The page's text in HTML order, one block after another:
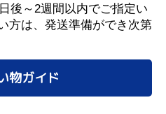
後～2週間以内でご指定い
方は、発送準備ができ次第
物ガイド